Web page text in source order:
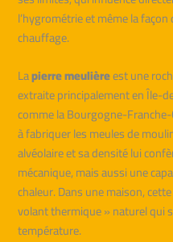
l’hygrométrie et même la façon
chauffage.
Lapierre meulièreest une
extraite principalement en Île-
comme la Bourgogne-
à fabriquer les meules de
alvéolaire et sa densité lui
mécanique, mais aussi une
chaleur. Dans une maison,
volant thermique » naturel qui
température.